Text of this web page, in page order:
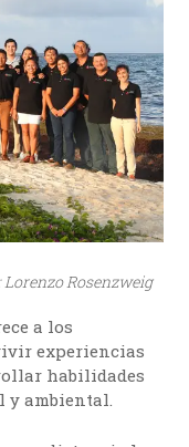
Lorenzo Rosenzweig
a los
experiencias
habilidades
y ambiental.